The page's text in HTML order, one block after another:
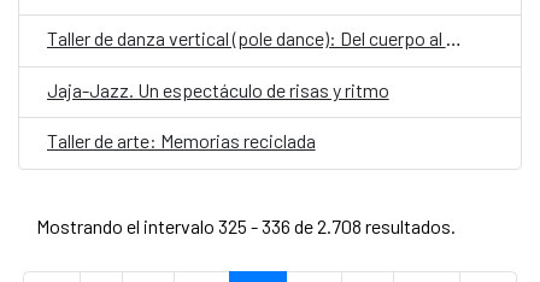
Taller de danza vertical (pole dance): Del cuerpo al vuelo, un movimiento que transforma
Jaja-Jazz. Un espectáculo de risas y ritmo
Taller de arte: Memorias reciclada
Mostrando el intervalo 325 - 336 de 2.708 resultados.